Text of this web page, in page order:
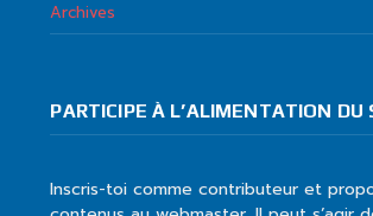
Archives
PARTICIPE À L’ALIMENTATION DU
Inscris-toi comme contributeur et